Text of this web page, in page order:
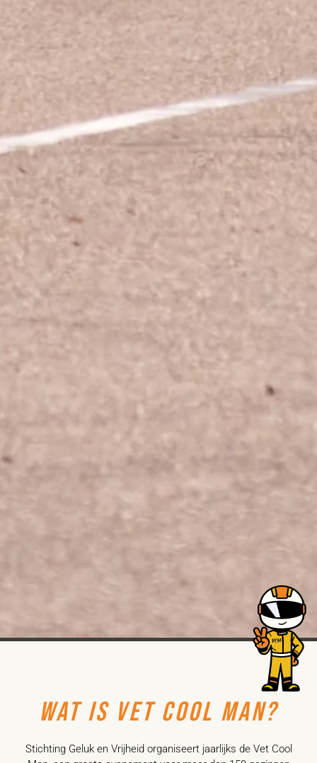
WAT IS VET COOL MAN?
Stichting Geluk en Vrijheid organiseert jaarlijks de Vet Cool